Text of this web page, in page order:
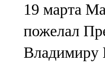
Түбән Кама
102,6 FM
Чирмешән
19 марта
пожелал
Владимиру